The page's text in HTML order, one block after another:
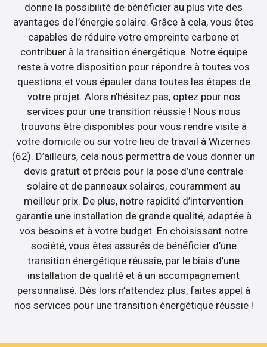
donne la possibilité de bénéficier au plus vite des
avantages de l’énergie solaire. Grâce à cela, vous êtes
capables de réduire votre empreinte carbone et
contribuer à la transition énergétique. Notre équipe
reste à votre disposition pour répondre à toutes vos
questions et vous épauler dans toutes les étapes de
votre projet. Alors n’hésitez pas, optez pour nos
services pour une transition réussie ! Nous nous
trouvons être disponibles pour vous rendre visite à
votre domicile ou sur votre lieu de travail à Wizernes
(62). D’ailleurs, cela nous permettra de vous donner un
devis gratuit et précis pour la pose d’une centrale
solaire et de panneaux solaires, couramment au
meilleur prix. De plus, notre rapidité d’intervention
garantie une installation de grande qualité, adaptée à
vos besoins et à votre budget. En choisissant notre
société, vous êtes assurés de bénéficier d’une
transition énergétique réussie, par le biais d’une
installation de qualité et à un accompagnement
personnalisé. Dès lors n’attendez plus, faites appel à
nos services pour une transition énergétique réussie !